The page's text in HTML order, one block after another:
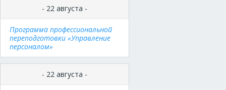
- 22 августа -
Программа профессиональной
переподготовки «Управление
персоналом»
- 22 августа -